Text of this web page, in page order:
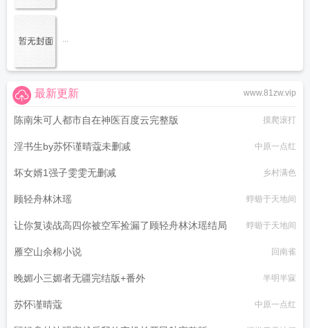
...
www.81zw.vip
最新更新
陈南朱可人都市自在神医百度云完整版 摸爬滚打
淫书生by苏怀谨晴蔻未删减 中原一点红
坏女婿1强子雯雯无删减 乡村满色
顾轻舟林沐瑶 蜉蝣于天地间
让你复读战高四你被空军捡漏了顾轻舟林沐瑶结局 蜉蝣于天地间
雁空山余棉小说 回南雀
晚媚小三媚者无疆完结版+番外 半明半寐
苏怀谨晴蔻 中原一点红